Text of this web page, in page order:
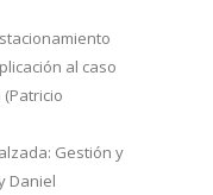
al caso
Gestión y
Daniel